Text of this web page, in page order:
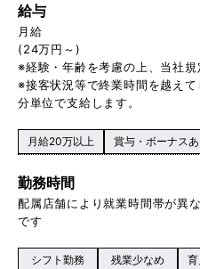
給与
月給
(24万円～)
※経験・年齢を考慮の上、当社規
※接客状況等で終業時間を越え
分単位で支給します。
月給20万以上 賞与・ボーナスあ
勤務時間
配属店舗により就業時間帯が異
です
シフト勤務 残業少なめ